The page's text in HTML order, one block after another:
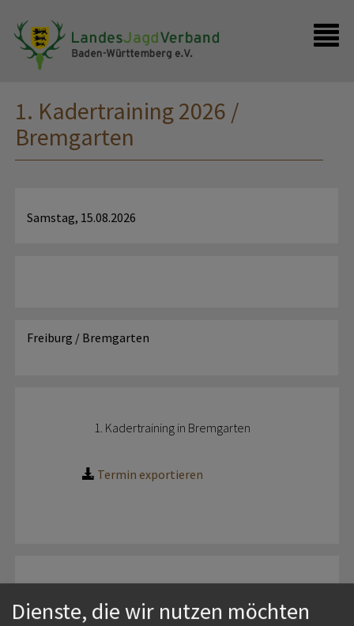
Shop
Kontakt
Anmelden
1. Kadertraining 2026 /
Bremgarten
Samstag, 15.08.2026
Freiburg / Bremgarten
1. Kadertraining in Bremgarten
Termin exportieren
Dienste, die wir nutzen möchten